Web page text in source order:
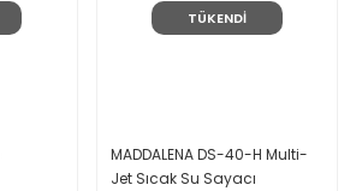
TÜKENDİ
MADDALENA DS-40-H Multi-
Jet Sıcak Su Sayacı